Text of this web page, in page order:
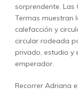
sorprendente. Las
Termas muestran
calefacción y
circular rodeada
privado, estudio y
emperador.
Recorrer Adriana